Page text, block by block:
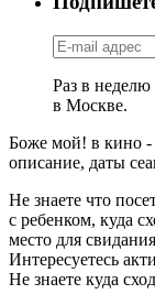
Раз в
в Москве.
Боже мой! в кино -
описание, даты
Не знаете что
с ребенком, куда
место для
Интересуетесь
Не знаете куда